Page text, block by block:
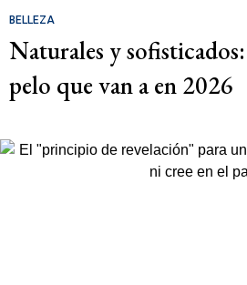
BELLEZA
Naturales y
pelo que van a en 2026